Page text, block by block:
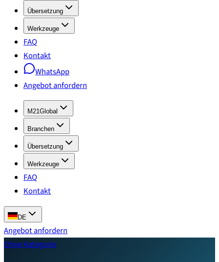
Übersetzung
Werkzeuge
FAQ
Kontakt
WhatsApp
Angebot anfordern
M21Global
Branchen
Übersetzung
Werkzeuge
FAQ
Kontakt
DE
Angebot anfordern
Ohne Kategorie